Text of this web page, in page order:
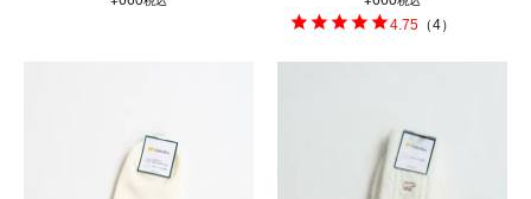
4.75 （4）